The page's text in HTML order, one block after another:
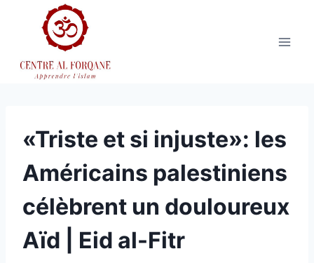
«Triste et si injuste»: les
Américains palestiniens
célèbrent un douloureux
Aïd | Eid al-Fitr